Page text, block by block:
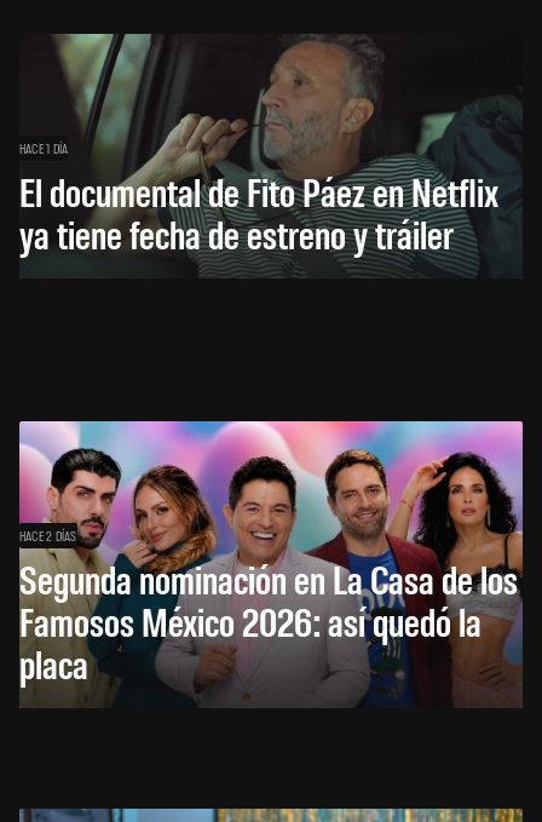
HACE 1 DÍA
El documental de Fito Páez en Netflix
ya tiene fecha de estreno y tráiler
HACE 2 DÍAS
Segunda nominación en La Casa de los
Famosos México 2026: así quedó la
placa